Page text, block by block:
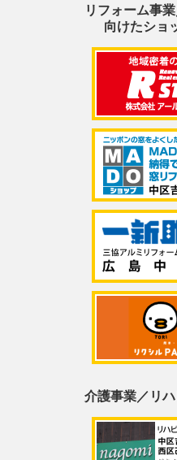
リフォーム事
向けたショ
介護事業／リ